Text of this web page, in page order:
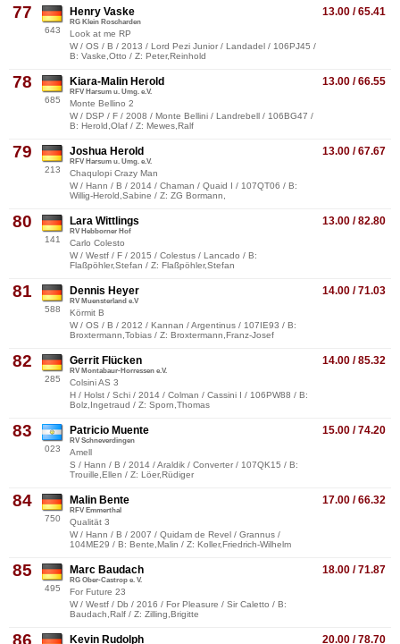
77
643
13.00 / 65.41
Henry Vaske
RG Klein Roscharden
Look at me RP
W / OS / B / 2013 / Lord Pezi Junior / Landadel / 106PJ45 /
B: Vaske,Otto / Z: Peter,Reinhold
78
685
13.00 / 66.55
Kiara-Malin Herold
RFV Harsum u. Umg. e.V.
Monte Bellino 2
W / DSP / F / 2008 / Monte Bellini / Landrebell / 106BG47 /
B: Herold,Olaf / Z: Mewes,Ralf
79
213
13.00 / 67.67
Joshua Herold
RFV Harsum u. Umg. e.V.
Chaqulopi Crazy Man
W / Hann / B / 2014 / Chaman / Quaid I / 107QT06 / B:
Willig-Herold,Sabine / Z: ZG Bormann,
80
141
13.00 / 82.80
Lara Wittlings
RV Hebborner Hof
Carlo Colesto
W / Westf / F / 2015 / Colestus / Lancado / B:
Flaßpöhler,Stefan / Z: Flaßpöhler,Stefan
81
588
14.00 / 71.03
Dennis Heyer
RV Muensterland e.V
Körmit B
W / OS / B / 2012 / Kannan / Argentinus / 107IE93 / B:
Broxtermann,Tobias / Z: Broxtermann,Franz-Josef
82
285
14.00 / 85.32
Gerrit Flücken
RV Montabaur-Horressen e.V.
Colsini AS 3
H / Holst / Schi / 2014 / Colman / Cassini I / 106PW88 / B:
Bolz,Ingetraud / Z: Sporn,Thomas
83
023
15.00 / 74.20
Patricio Muente
RV Schneverdingen
Amell
S / Hann / B / 2014 / Araldik / Converter / 107QK15 / B:
Trouille,Ellen / Z: Löer,Rüdiger
84
750
17.00 / 66.32
Malin Bente
RFV Emmerthal
Qualität 3
W / Hann / B / 2007 / Quidam de Revel / Grannus /
104ME29 / B: Bente,Malin / Z: Koller,Friedrich-Wilhelm
85
495
18.00 / 71.87
Marc Baudach
RG Ober-Castrop e. V.
For Future 23
W / Westf / Db / 2016 / For Pleasure / Sir Caletto / B:
Baudach,Ralf / Z: Zilling,Brigitte
86 20.00 / 78.70
Kevin Rudolph